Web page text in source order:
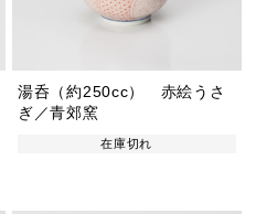
湯呑（約250cc） 赤絵うさ
ぎ／青郊窯
在庫切れ